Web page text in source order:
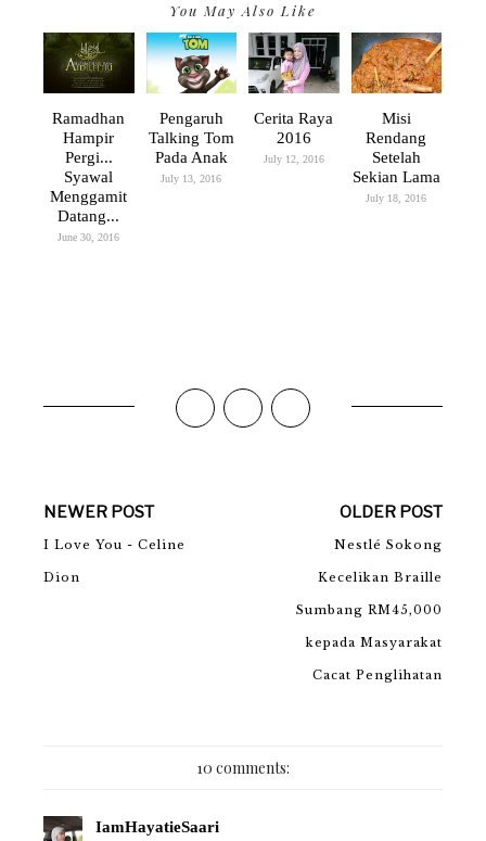
You May Also Like
Ramadhan
Hampir
Pergi...
Syawal
Menggamit
Datang...
June 30, 2016
Pengaruh
Talking Tom
Pada Anak
July 13, 2016
Cerita Raya
2016
July 12, 2016
Misi
Rendang
Setelah
Sekian Lama
July 18, 2016
NEWER POST
I Love You - Celine
Dion
OLDER POST
Nestlé Sokong
Kecelikan Braille
Sumbang RM45,000
kepada Masyarakat
Cacat Penglihatan
10 comments:
IamHayatieSaari